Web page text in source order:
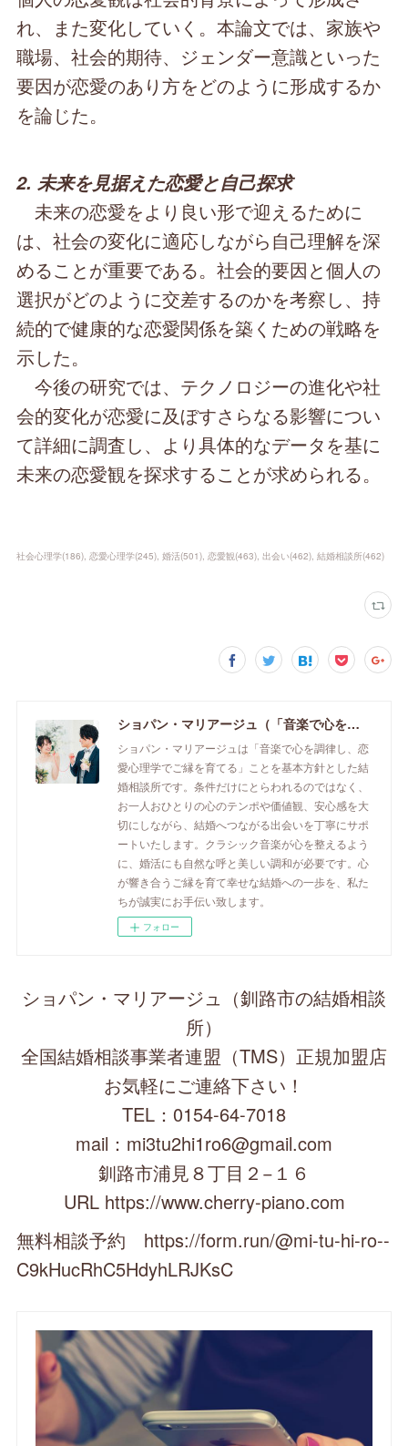
れ、また変化していく。本論文では、家族や
職場、社会的期待、ジェンダー意識といった
要因が恋愛のあり方をどのように形成するか
を論じた。
2. 未来を見据えた恋愛と自己探求
未来の恋愛をより良い形で迎えるために
は、社会の変化に適応しながら自己理解を深
めることが重要である。社会的要因と個人の
選択がどのように交差するのかを考察し、持
続的で健康的な恋愛関係を築くための戦略を
示した。
今後の研究では、テクノロジーの進化や社
会的変化が恋愛に及ぼすさらなる影響につい
て詳細に調査し、より具体的なデータを基に
未来の恋愛観を探求することが求められる。
社会心理学(186) 恋愛心理学(245) 婚活(501) 恋愛観(463) 出会い(462) 結婚相談所(462)
ショパン・マリアージュ（「音楽で心を調律し恋愛心理学でご縁を育てる」釧路市の結婚相談所）/ 全国結婚相談事業者連盟正規加盟店 / cherry-piano.com
ショパン・マリアージュは「音楽で心を調律し、恋
愛心理学でご縁を育てる」ことを基本方針とした結
婚相談所です。条件だけにとらわれるのではなく、
お一人おひとりの心のテンポや価値観、安心感を大
切にしながら、結婚へつながる出会いを丁寧にサポ
ートいたします。クラシック音楽が心を整えるよう
に、婚活にも自然な呼と美しい調和が必要です。心
が響き合うご縁を育て幸せな結婚への一歩を、私た
ちが誠実にお手伝い致します。
フォロー
ショパン・マリアージュ（釧路市の結婚相談
所）
全国結婚相談事業者連盟（TMS）正規加盟店
お気軽にご連絡下さい！
TEL：0154-64-7018
mail：mi3tu2hi1ro6@gmail.com
釧路市浦見８丁目２−１６
URL https://www.cherry-piano.com
無料相談予約 https://form.run/@mi-tu-hi-ro--
C9kHucRhC5HdyhLRJKsC